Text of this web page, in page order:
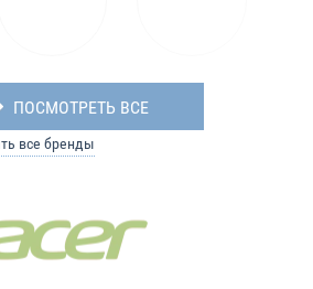
ПОСМОТРЕТЬ ВСЕ
все бренды